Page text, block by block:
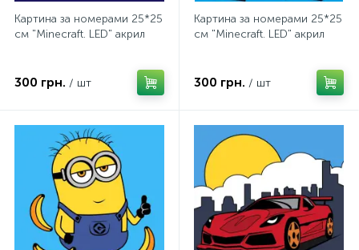
Картина за номерами 25*25
см "Minecraft. LED" акрил
300 грн. / шт
Картина за номерами 25*25
см "Minecraft. LED" акрил
300 грн. / шт